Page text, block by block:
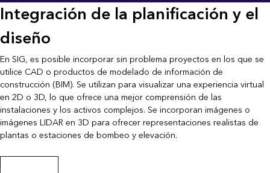
Integración de la planificación y el
diseño
En SIG, es posible incorporar sin problema proyectos en los que se
utilice CAD o productos de modelado de información de
construcción (BIM). Se utilizan para visualizar una experiencia virtual
en 2D o 3D, lo que ofrece una mejor comprensión de las
instalaciones y los activos complejos. Se incorporan imágenes o
imágenes LIDAR en 3D para ofrecer representaciones realistas de
plantas o estaciones de bombeo y elevación.